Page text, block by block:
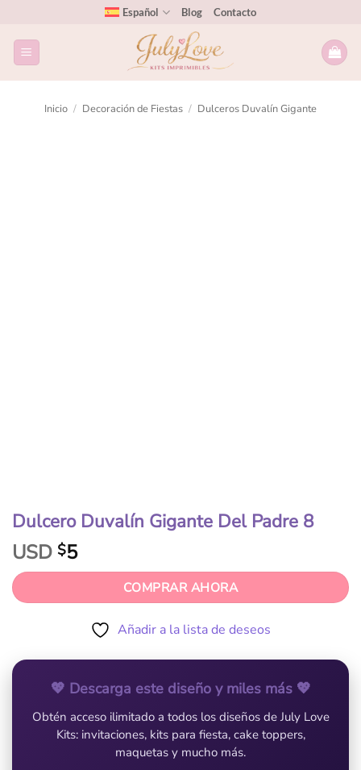
Español Blog Contacto
Inicio / Decoración de Fiestas / Dulceros Duvalín Gigante
Dulcero Duvalín Gigante Del Padre 8
USD $5
COMPRAR AHORA
Añadir a la lista de deseos
💖 Descarga este diseño y miles más 💖
Obtén acceso ilimitado a todos los diseños de July Love
Kits: invitaciones, kits para fiesta, cake toppers,
maquetas y mucho más.